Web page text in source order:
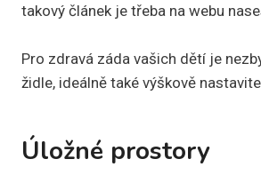
takový článek je třeba na webu
Pro zdravá záda vašich dětí je
židle, ideálně také výškově
Úložné prostory